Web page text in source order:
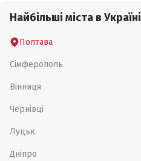
Найбільші міста в Україні
Полтава
Сімферополь
Вінниця
Чернівці
Луцьк
Дніпро